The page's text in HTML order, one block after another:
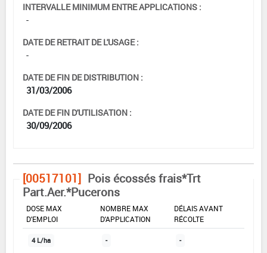
INTERVALLE MINIMUM ENTRE APPLICATIONS :
-
DATE DE RETRAIT DE L'USAGE :
-
DATE DE FIN DE DISTRIBUTION :
31/03/2006
DATE DE FIN D'UTILISATION :
30/09/2006
[00517101] Pois écossés frais*Trt
Part.Aer.*Pucerons
DOSE MAX
D'EMPLOI
NOMBRE MAX
D'APPLICATION
DÉLAIS AVANT
RÉCOLTE
4 L/ha - -